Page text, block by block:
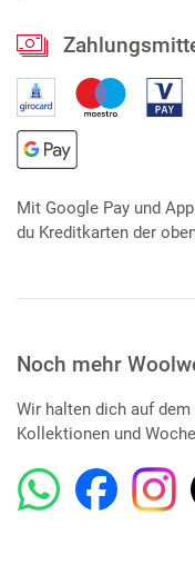
Mit Google Pay und
du Kreditkarten der
Noch mehr
Wir halten dich auf
Kollektionen und